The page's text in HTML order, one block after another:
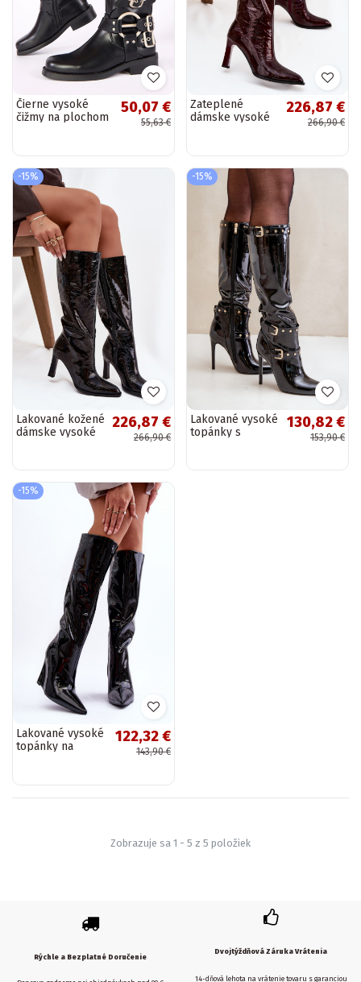
Čierne vysoké
čižmy na plochom
50,07 €
55,63 €
Zateplené
dámske vysoké
KZ25826 čiernej
farby
226,87 €
266,90 €
-15%
Lakované kožené
dámske vysoké
CR52-716 čierne
226,87 €
266,90 €
-15%
Lakované vysoké
topánky s
130,82 €
153,90 €
-15%
Lakované vysoké
topánky na
122,32 €
143,90 €
Zobrazuje sa 1 - 5 z 5 položiek
Rýchle a Bezplatné Doručenie
Dvojtýždňová Záruka Vrátenia
14-dňová lehota na vrátenie tovaru s garanciou